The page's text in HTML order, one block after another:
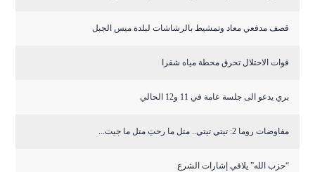
قصف مدفعي معاد وتمشيط بالرشاشات لبلدة ميس الجبل
قوات الاحتلال تحرق محطة مياه شقرا
بري يدعو الى جلسة عامة في 11 و12 الحالي
مفاوضات روما 2: تيتي تيتي.. متل ما رحتِ متل ما جيت...
“حزب الله” يلاقي إشارات الشرع